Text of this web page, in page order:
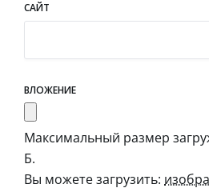
САЙТ
ВЛОЖЕНИЕ
Максимальный размер
Б.
Вы можете загрузить: